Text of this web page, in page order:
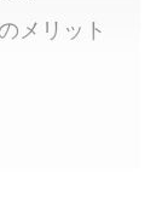
メリット